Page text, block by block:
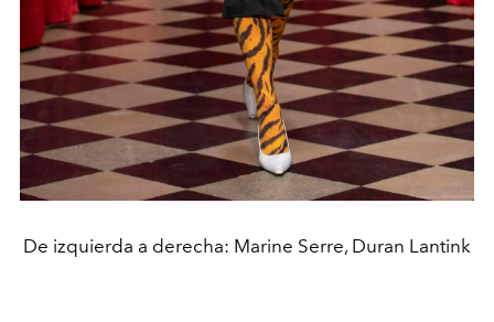
De izquierda a derecha: Marine Serre, Duran Lantink